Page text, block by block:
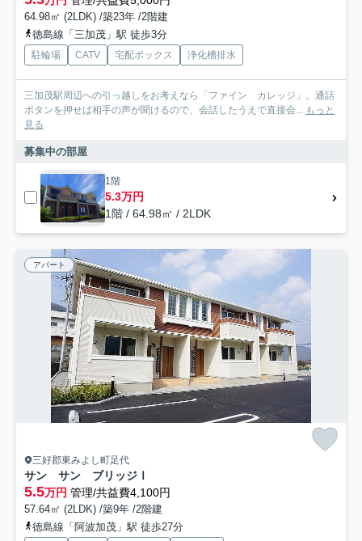
64.98㎡ (2LDK) /築23年 /2階建
徳島線「三加茂」駅 徒歩3分
駐輪場 CATV 宅配ボックス 浄化槽排水
三加茂駅周辺への引っ越しをお考えなら「ファイン カレッジ」。通話
ボタンを押せば相手の声が聞けるので、会話したうえで直接会...
もっと
見る
募集中の部屋
1階
5.3万円
1階 / 64.98㎡ / 2LDK
アパート
三好郡東みよし町足代
サン サン ブリッジⅠ
5.5万円 管理/共益費4,100円
57.64㎡ (2LDK) /築9年 /2階建
徳島線「阿波加茂」駅 徒歩27分